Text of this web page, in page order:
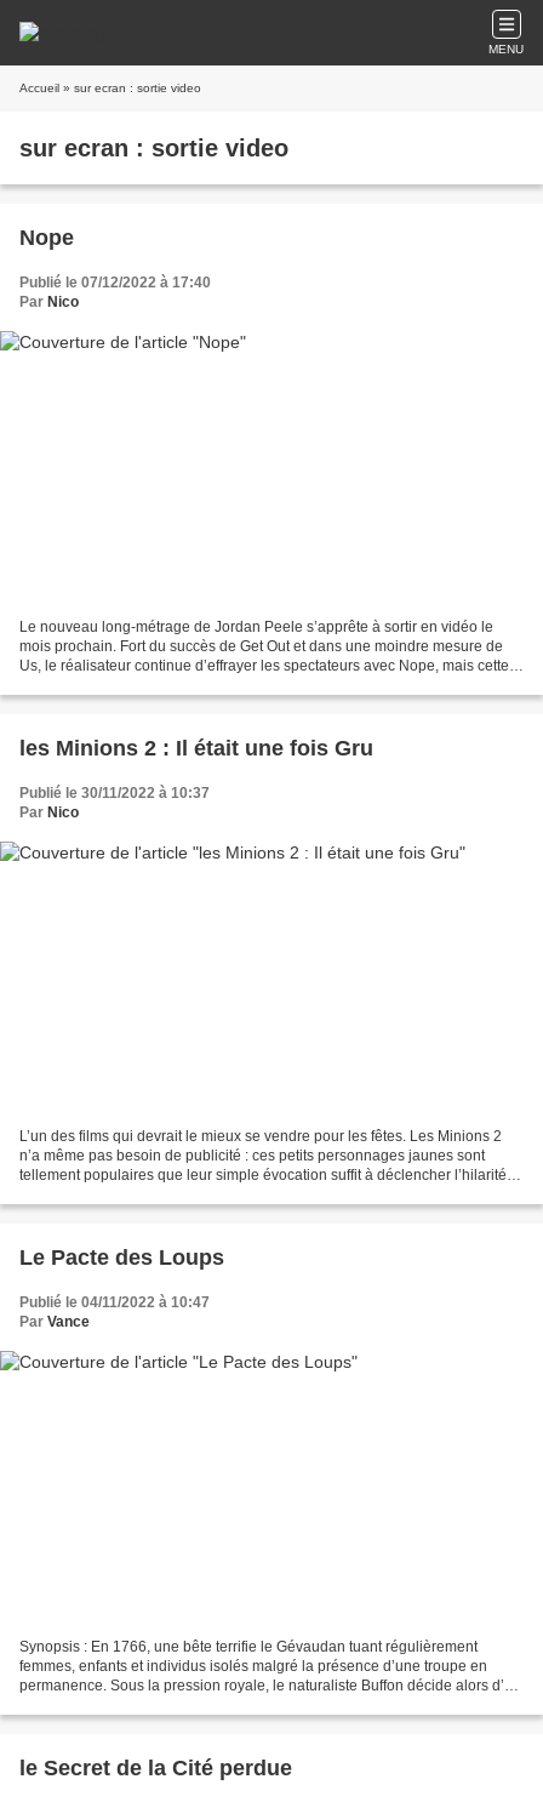
MENU
Accueil » sur ecran : sortie video
sur ecran : sortie video
Nope
Publié le 07/12/2022 à 17:40
Par Nico
Le nouveau long-métrage de Jordan Peele s’apprête à sortir en vidéo le
mois prochain. Fort du succès de Get Out et dans une moindre mesure de
Us, le réalisateur continue d’effrayer les spectateurs avec Nope, mais cette
les Minions 2 : Il était une fois Gru
Publié le 30/11/2022 à 10:37
Par Nico
L’un des films qui devrait le mieux se vendre pour les fêtes. Les Minions 2
n’a même pas besoin de publicité : ces petits personnages jaunes sont
tellement populaires que leur simple évocation suffit à déclencher l’hilarité
Le Pacte des Loups
Publié le 04/11/2022 à 10:47
Par Vance
Synopsis : En 1766, une bête terrifie le Gévaudan tuant régulièrement
femmes, enfants et individus isolés malgré la présence d’une troupe en
permanence. Sous la pression royale, le naturaliste Buffon décide alors d’y
le Secret de la Cité perdue